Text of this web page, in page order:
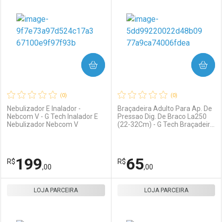
Laboratório
Comprar sem Desconto
Por R$ 18,00/cada
Por Menos
Por R$ 18,00/cada
Laboratório
Ativar Desconto
Comprar sem Desconto
Por R$ 10,00/cada
Por Menos
Por R$ 10,00/cada
(0)
Nebulizador E Inalador -
Nebcom V - G Tech Inalador E
Nebulizador Nebcom V
R$199,00
COMPRAR
(0)
Braçadeira Adulto Para Ap. De
Pressao Dig. De Braco La250
(22-32Cm) - G Tech Braçadeira
R$65,00
COMPRAR
LOJA PARCEIRA LOJA PARCEIRA